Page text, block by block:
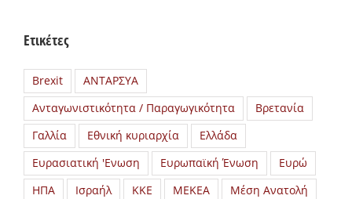
Ετικέτες
Brexit
ΑΝΤΑΡΣΥΑ
Ανταγωνιστικότητα / Παραγωγικότητα
Βρετανία
Γαλλία
Εθνική κυριαρχία
Ελλάδα
Ευρασιατική 'Ενωση
Ευρωπαϊκή Ένωση
Ευρώ
ΗΠΑ
Ισραήλ ΚΚΕ ΜΕΚΕΑ
Μέση Ανατολή